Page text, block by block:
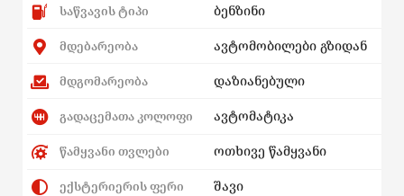
საწვავის ტიპი ბენზინი
მდებარეობა ავტომობილები გზიდან
მდგომარეობა დაზიანებული
გადაცემათა კოლოფი ავტომატიკა
წამყვანი თვლები ოთხივე წამყვანი
ექსტერიერის ფერი შავი